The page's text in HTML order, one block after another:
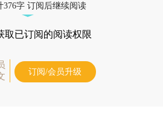
376字 订阅后继续阅读
取已订阅的阅读权限
订阅/会员升级